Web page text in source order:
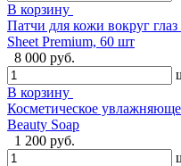
В корзину
Патчи для кожи вокруг
Sheet Premium, 60 шт
8 000 руб.
В корзину
Косметическое
Beauty Soap
1 200 руб.